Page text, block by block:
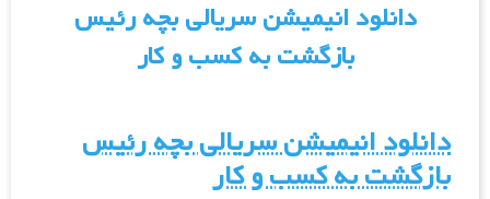
دانلود انیمیشن سریالی بچه رئیس
بازگشت به کسب و کار
دانلود انیمیشن سریالی بچه رئیس
بازگشت به کسب و کار